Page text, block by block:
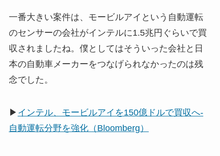
一番大きい案件は、モービルアイという自動運転
のセンサーの会社がインテルに1.5兆円ぐらいで買
収されましたね。僕としてはそういった会社と日
本の自動車メーカーをつなげられなかったのは残
念でした。
▶ インテル、モービルアイを150億ドルで買収へ-
自動運転分野を強化（Bloomberg）